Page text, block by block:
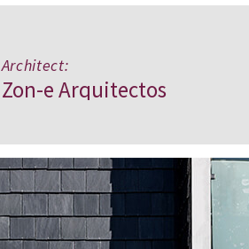
Architect:
Zon-e Arquitectos